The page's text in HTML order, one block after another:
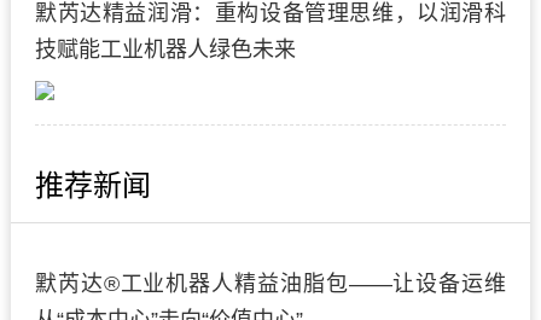
默芮达精益润滑：重构设备管理思维，以润滑科
技赋能工业机器人绿色未来
推荐新闻
默芮达®工业机器人精益油脂包——让设备运维